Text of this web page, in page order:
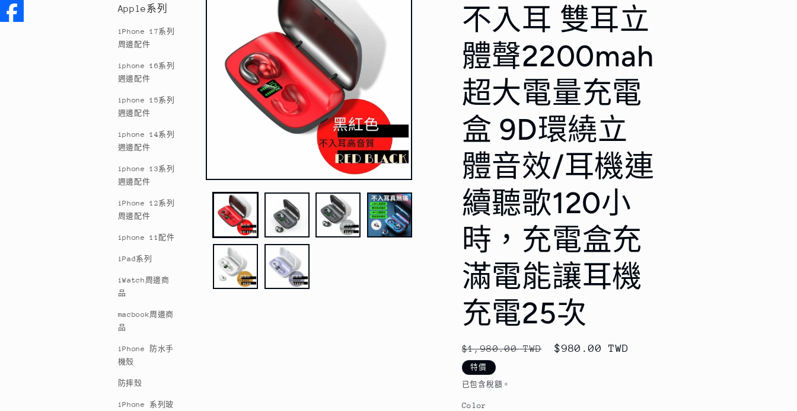
Apple系列
iPhone 17系列
周邊配件
iphone 16系列
週邊配件
iphone 15系列
週邊配件
iphone 14系列
週邊配件
iphone 13系列
週邊配件
iPhone 12系列
周邊配件
iphone 11配件
iPad系列
iWatch周邊商
品
macbook周邊商
品
iPhone 防水手
機殼
防摔殼
iPhone 系列玻
互
中
媒
不入耳 雙耳立
體聲2200mah
超大電量充電
盒 9D環繞立
體音效/耳機連
續聽歌120小
時，充電盒充
滿電能讓耳機
充電25次
定
價
$1,980.00 TWD
售
$980.00 TWD
特價
已包含稅額。
Color